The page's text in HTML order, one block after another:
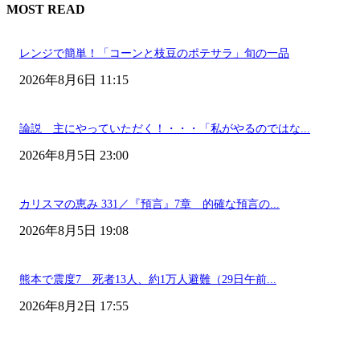
MOST READ
レンジで簡単！「コーンと枝豆のポテサラ」旬の一品
2026年8月6日 11:15
論説 主にやっていただく！・・・「私がやるのではな...
2026年8月5日 23:00
カリスマの恵み 331／『預言』7章 的確な預言の...
2026年8月5日 19:08
熊本で震度7 死者13人、約1万人避難（29日午前...
2026年8月2日 17:55